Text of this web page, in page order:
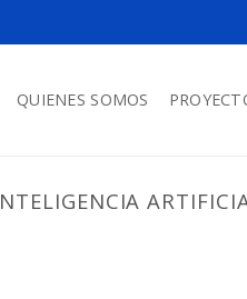
QUIENES SOMOS